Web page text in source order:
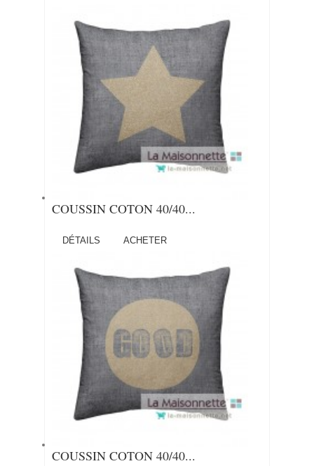
COUSSIN COTON 40/40...
DÉTAILS ACHETER
COUSSIN COTON 40/40...